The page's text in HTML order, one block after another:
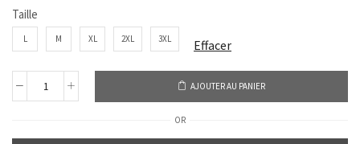
Taille
L M XL 2XL 3XL Effacer
AJOUTER AU PANIER
OR